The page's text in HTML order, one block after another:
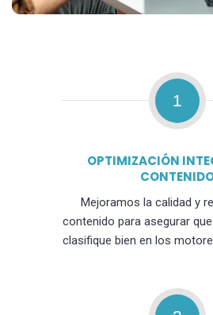
1
OPTIMIZACIÓN
Mejoramos la calidad y
contenido para asegurar
clasifique bien en los